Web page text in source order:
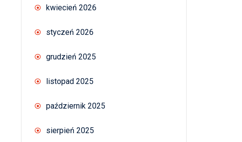
kwiecień 2026
styczeń 2026
grudzień 2025
listopad 2025
październik 2025
sierpień 2025